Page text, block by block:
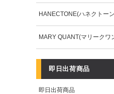
HANECTONE(ハネクトー
MARY QUANT(マリークワ
即日出荷商品
即日出荷商品